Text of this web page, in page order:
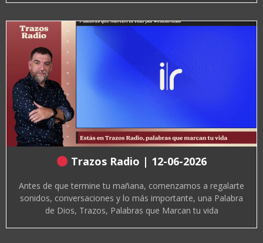
Trazos Radio | 12-06-2026
Antes de que termine tu mañana, comenzamos a regalarte
sonidos, conversaciones y lo más importante, una Palabra
de Dios, Trazos, Palabras que Marcan tu vida